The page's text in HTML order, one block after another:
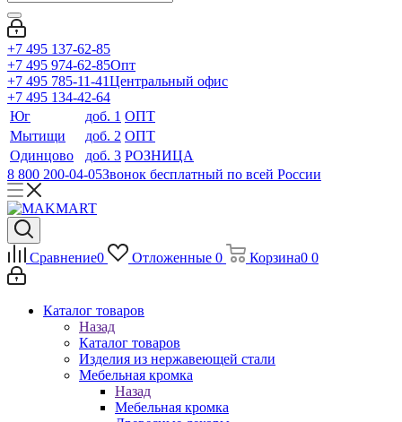
+7 495 137-62-85
+7 495 974-62-85Опт
+7 495 785-11-41Центральный офис
+7 495 134-42-64
Юг
доб. 1 ОПТ
Мытищи
доб. 2 ОПТ
Одинцово
доб. 3 РОЗНИЦА
8 800 200-04-05Звонок бесплатный по всей России
Сравнение0 Отложенные 0 Корзина0 0
Каталог товаров
Назад
Каталог товаров
Изделия из нержавеющей стали
Мебельная кромка
Назад
Мебельная кромка